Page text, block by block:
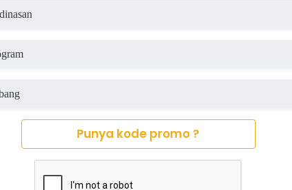
Punya kode promo ?